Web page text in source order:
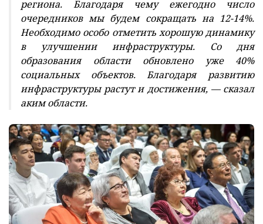
региона. Благодаря чему ежегодно число
очередников мы будем сокращать на 12-14%.
Необходимо особо отметить хорошую динамику
в улучшении инфраструктуры. Со дня
образования области обновлено уже 40%
социальных объектов. Благодаря развитию
инфраструктуры растут и достижения, — сказал
аким области.